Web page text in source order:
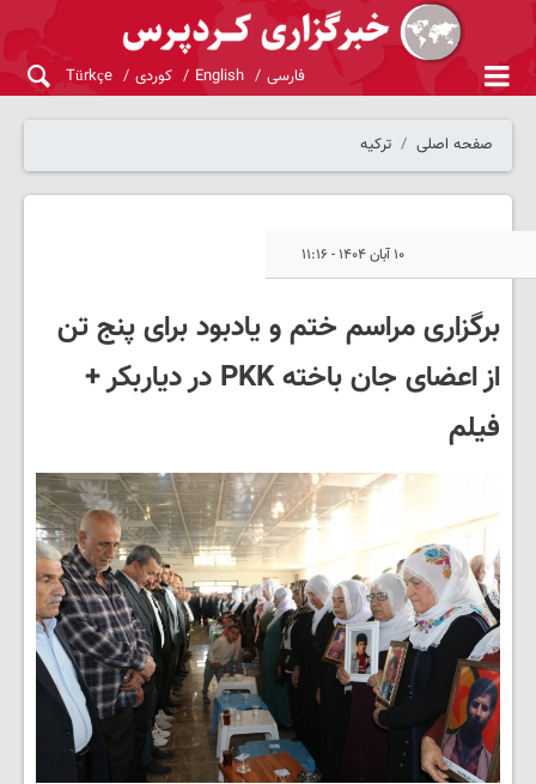
فارسی English کوردی Türkçe
صفحه اصلی ترکیه
۱۰ آبان ۱۴۰۴ - ۱۱:۱۶
برگزاری مراسم ختم و یادبود برای پنج تن
از اعضای جان باخته PKK در دیاربکر +
فیلم